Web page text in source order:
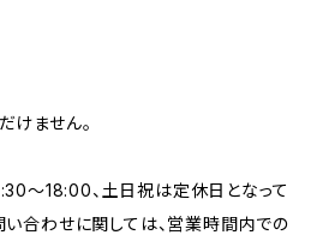
けません。
～18:00、土日祝は定休日となって
い合わせに関しては、営業時間内での